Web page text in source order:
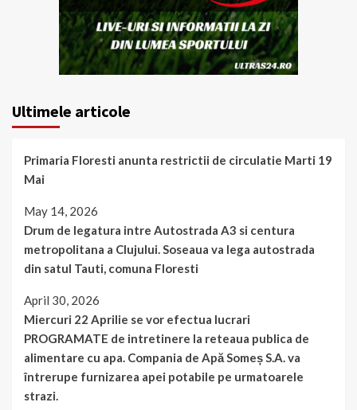
Ultimele articole
Primaria Floresti anunta restrictii de circulatie Marti 19
Mai
May 14, 2026
Drum de legatura intre Autostrada A3 si centura
metropolitana a Clujului. Soseaua va lega autostrada
din satul Tauti, comuna Floresti
April 30, 2026
Miercuri 22 Aprilie se vor efectua lucrari
PROGRAMATE de intretinere la reteaua publica de
alimentare cu apa. Compania de Apă Someș S.A. va
întrerupe furnizarea apei potabile pe urmatoarele
strazi.